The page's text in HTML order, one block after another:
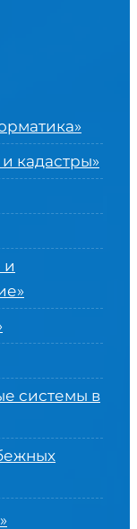
кадастры»
и
системы в